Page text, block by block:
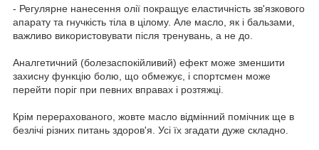
- Регулярне нанесення олії покращує еластичність зв'язкового
апарату та гнучкість тіла в цілому. Але масло, як і бальзами,
важливо використовувати після тренувань, а не до.
Аналгетичний (болезаспокійливий) ефект може зменшити
захисну функцію болю, що обмежує, і спортсмен може
перейти поріг при певних вправах і розтяжці.
Крім перерахованого, жовте масло відмінний помічник ще в
безлічі різних питань здоров'я. Усі їх згадати дуже складно.